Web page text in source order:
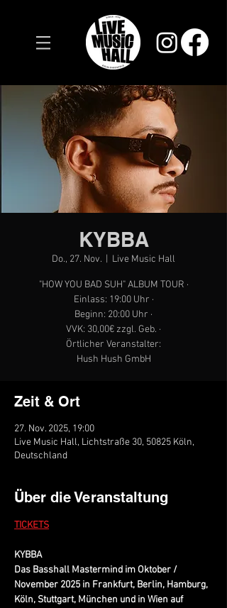
KYBBA
Do., 27. Nov. Live Music Hall
"HOW YOU BAD SUH" ALBUM TOUR ·
Einlass: 19:00 Uhr ·
Beginn: 20:00 Uhr ·
VVK: 30,00€ zzgl. Geb. ·
Örtlicher Veranstalter:
Hush Hush GmbH
Zeit & Ort
27. Nov. 2025, 19:00
Live Music Hall, Lichtstraße 30, 50825 Köln,
Deutschland
Über die Veranstaltung
TICKETS
KYBBA
Das Basshall Mastermind im Oktober /
November 2025 in Frankfurt, Berlin, Hamburg,
Köln, Stuttgart, München und in Wien auf